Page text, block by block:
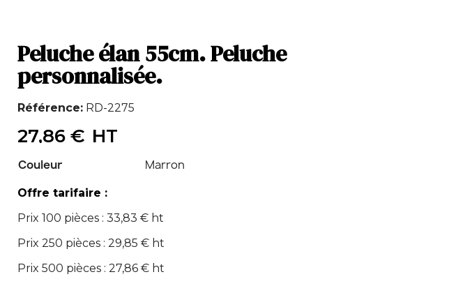
Peluche élan 55cm. Peluche
personnalisée.
Référence RD-2275
27,86 € HT
Couleur Marron
Offre tarifaire :
Prix 100 pièces : 33,83 € ht
Prix 250 pièces : 29,85 € ht
Prix 500 pièces : 27,86 € ht